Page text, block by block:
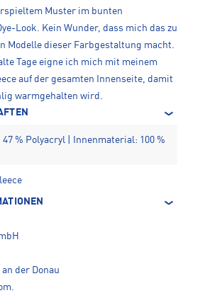
Muster im bunten
Look. Kein Wunder, dass mich das zu
Modelle dieser Farbgestaltung macht.
Tage eigne ich mich mit meinem
auf der gesamten Innenseite, damit
warmgehalten wird.
47 % Polyacryl | Innenmaterial: 100 %
der Donau
.